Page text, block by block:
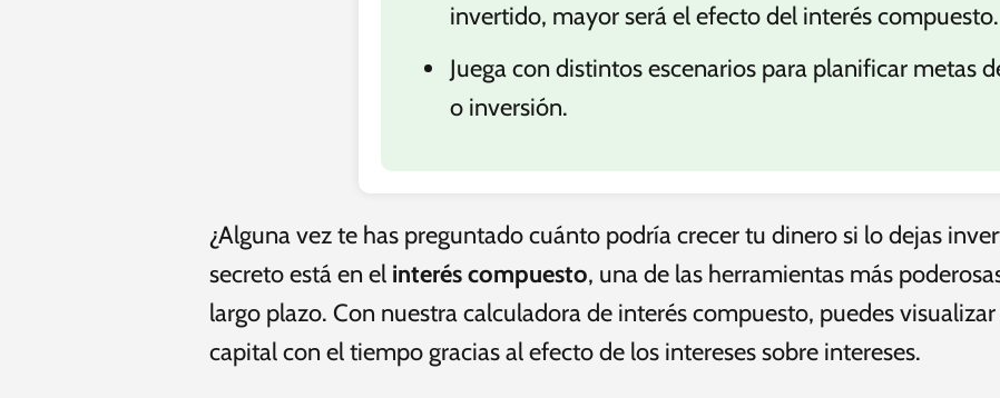
invertido, mayor será el efecto del interés compuesto.
Juega con distintos escenarios para planificar metas
o inversión.
¿Alguna vez te has preguntado cuánto podría crecer tu dinero si lo dejas
secreto está en el interés compuesto, una de las herramientas más
largo plazo. Con nuestra calculadora de interés compuesto, puedes
capital con el tiempo gracias al efecto de los intereses sobre intereses.